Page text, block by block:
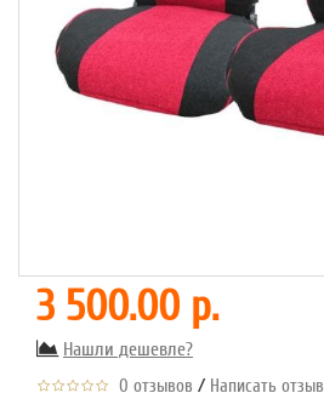
3 500.00 р.
Нашли дешевле?
0 отзывов / Написать отзыв